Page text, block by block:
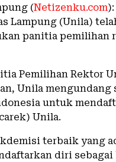
(Netizenku.com
Lampung (Unila)
panitia pemilihan
Pemilihan Rektor
Unila
untuk
Unila.
terbaik yang
diri